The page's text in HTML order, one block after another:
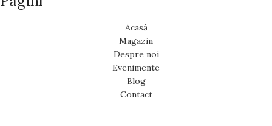
Acasă
Magazin
Despre noi
Evenimente
Blog
Contact